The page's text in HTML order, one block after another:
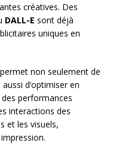
créatives. Des
DALL-E sont déjà
uniques en
non seulement de
d’optimiser en
performances
interactions des
et les visuels,